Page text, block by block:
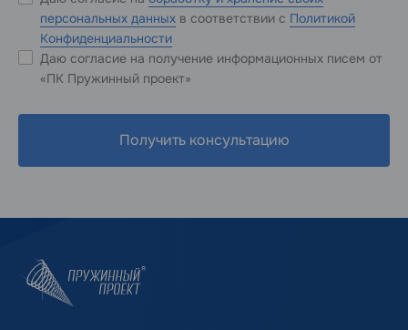
персональных данных в соответствии с Политикой
Конфиденциальности
Даю согласие на получение информационных писем от
«ПК Пружинный проект»
Получить консультацию